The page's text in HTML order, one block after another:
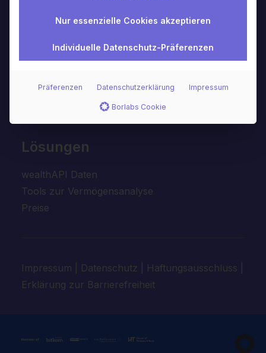
Unternehmen
Sicherheit
Lösungen
wealthAPI Daten
Tools zur Vermögensanalyse
Preise
Impressum Datenschutz Haftungsausschluss
Erklärung zur Barrierefreiheit
Nur essenzielle Cookies akzeptieren
Individuelle Datenschutz-Präferenzen
Präferenzen Datenschutzerklärung Impressum
Borlabs Cookie